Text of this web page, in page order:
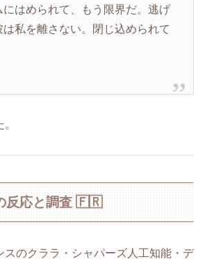
にはめられて、もう限界だ。逃げ
私を離さない。閉じ込められて
反応と調査 🇫🇷
スのクララ・シャパーズ人工知能・デ